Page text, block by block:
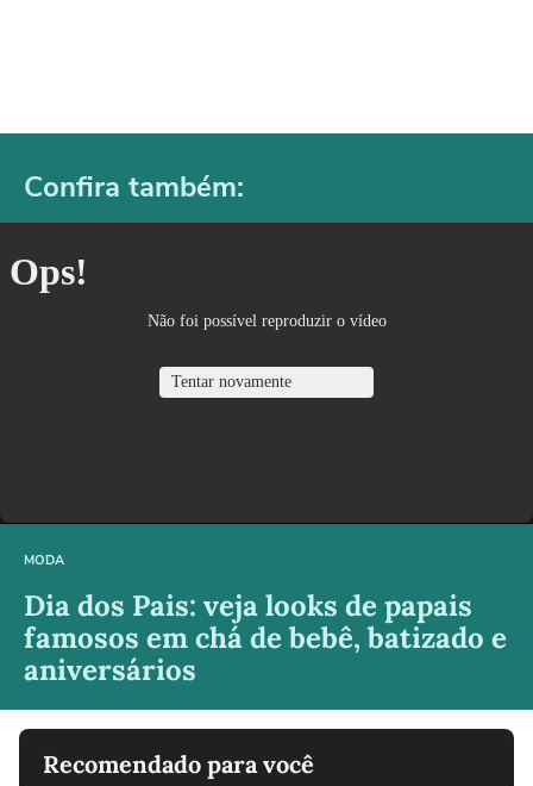
Confira também:
MODA
Dia dos Pais: veja looks de papais
famosos em chá de bebê, batizado e
aniversários
Recomendado para você